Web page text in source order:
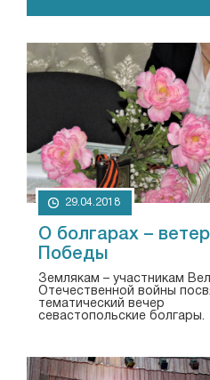
29.04.2018
О болгарах –
Победы
Землякам – участникам
Отечественной войны
тематический вечер
севастопольские болгары.